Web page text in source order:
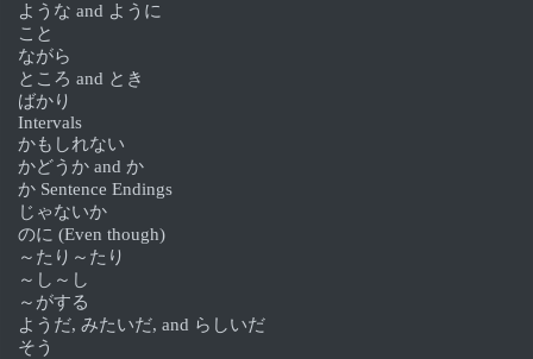
ような and ように
こと
ながら
ところ and とき
ばかり
Intervals
かもしれない
かどうか and か
か Sentence Endings
じゃないか
のに (Even though)
～たり～たり
～し～し
～がする
ようだ, みたいだ, and らしいだ
そう